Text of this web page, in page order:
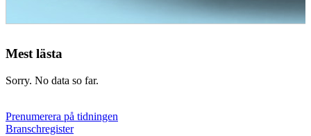
Mest lästa
Sorry. No data so far.
Prenumerera på tidningen
Branschregister